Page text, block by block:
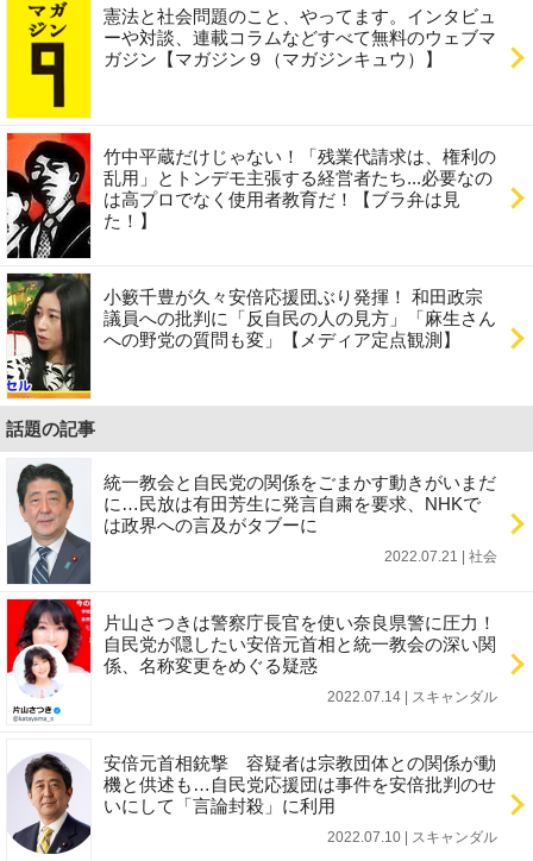
憲法と社会問題のこと、やってます。インタビュ
ーや対談、連載コラムなどすべて無料のウェブマ
ガジン【マガジン９（マガジンキュウ）】
竹中平蔵だけじゃない！「残業代請求は、権利の
乱用」とトンデモ主張する経営者たち...必要なの
は高プロでなく使用者教育だ！【ブラ弁は見
た！】
小籔千豊が久々安倍応援団ぶり発揮！ 和田政宗
議員への批判に「反自民の人の見方」「麻生さん
への野党の質問も変」【メディア定点観測】
話題の記事
統一教会と自民党の関係をごまかす動きがいまだ
に…民放は有田芳生に発言自粛を要求、NHKで
は政界への言及がタブーに
2022.07.21 | 社会
片山さつきは警察庁長官を使い奈良県警に圧力！
自民党が隠したい安倍元首相と統一教会の深い関
係、名称変更をめぐる疑惑
2022.07.14 | スキャンダル
安倍元首相銃撃 容疑者は宗教団体との関係が動
機と供述も…自民党応援団は事件を安倍批判のせ
いにして「言論封殺」に利用
2022.07.10 | スキャンダル